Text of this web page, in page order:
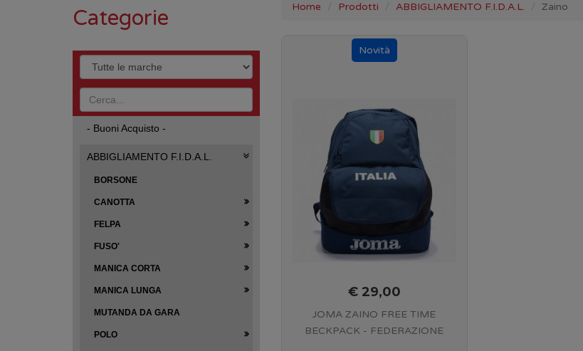
Home Prodotti ABBIGLIAMENTO F.I.D.A.L. Zaino
€ 29,00
JOMA ZAINO FREE TIME
BECKPACK - FEDERAZIONE
Categorie
- Buoni Acquisto -
ABBIGLIAMENTO F.I.D.A.L.
BORSONE
CANOTTA
FELPA
FUSO'
MANICA CORTA
MANICA LUNGA
MUTANDA DA GARA
POLO